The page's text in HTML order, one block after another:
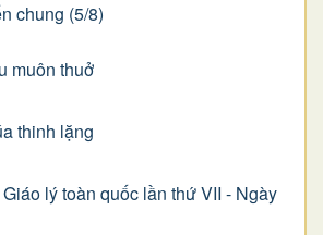
chung (5/8)
muôn thuở
thinh lặng
lý toàn quốc lần thứ VII - Ngày